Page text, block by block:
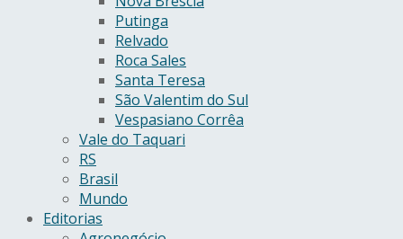
Putinga
Relvado
Roca Sales
Santa Teresa
São Valentim do Sul
Vespasiano Corrêa
Vale do Taquari
RS
Brasil
Mundo
Editorias